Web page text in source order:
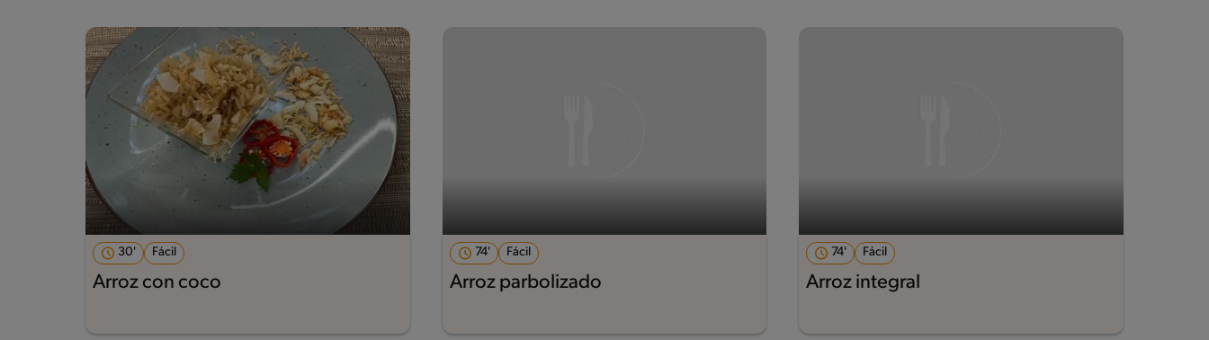
30' Fácil
Arroz con coco
74' Fácil
Arroz parbolizado
74' Fácil
Arroz integral